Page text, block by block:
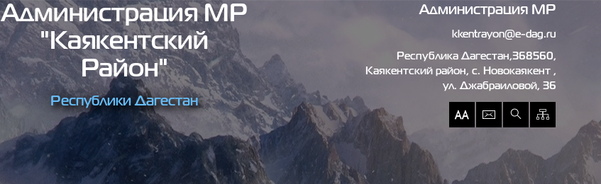
Администрация МР
"Каякентский
Район"
Республики Дагестан
Администрация МР
kkentrayon@e-dag.ru
Республика Дагестан,368560,
Каякентский район, c. Новокаякент ,
ул. Джабраиловой, 36